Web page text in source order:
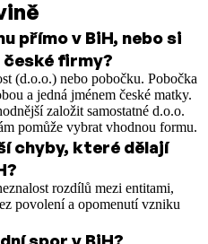
přímo v BiH, nebo si
firmy?
(d.o.o.) nebo pobočku. Pobočka
a jedná jménem české matky.
založit samostatné d.o.o.
pomůže vybrat vhodnou formu.
chyby, které dělají
rozdílů mezi entitami,
povolení a opomenutí vzniku